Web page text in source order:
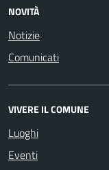
NOVITÀ
Notizie
Comunicati
VIVERE IL COMUNE
Luoghi
Eventi